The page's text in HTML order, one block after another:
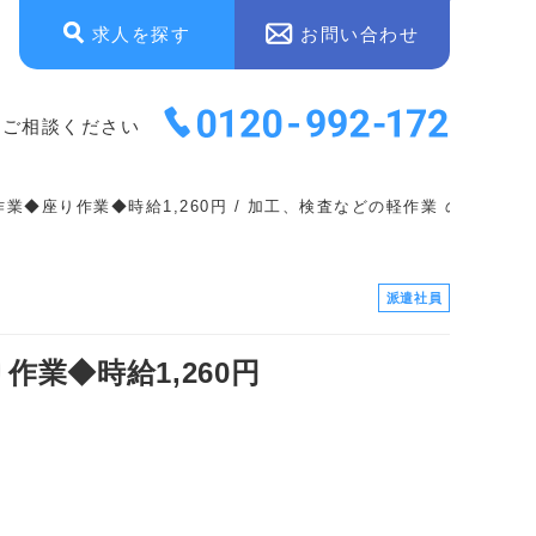
求人を探す お問い合わせ
相談ください
◆座り作業◆時給1,260円 / 加工、検査などの軽作業 の求人情報
派遣社員
業◆時給1,260円